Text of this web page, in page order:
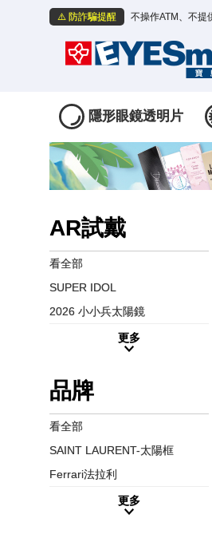
⚠️ 防詐騙提醒 不操作ATM、不提
隱形眼鏡透明片
AR試戴
看全部
SUPER IDOL
2026 小小兵太陽鏡
更多
品牌
看全部
SAINT LAURENT-太陽框
Ferrari法拉利
更多